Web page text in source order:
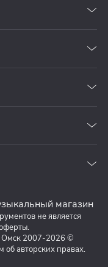
не является
Омск 2007-2026 ©
авторских правах.